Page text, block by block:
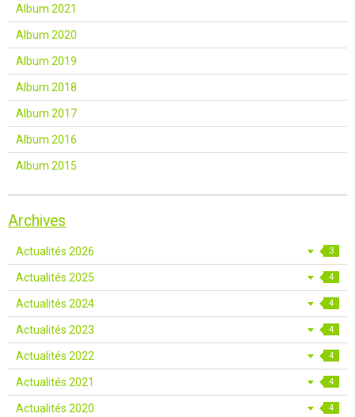
Album 2021
Album 2020
Album 2019
Album 2018
Album 2017
Album 2016
Album 2015
Archives
Actualités 2026 3
Actualités 2025 4
Actualités 2024 4
Actualités 2023 4
Actualités 2022 4
Actualités 2021 4
Actualités 2020 4